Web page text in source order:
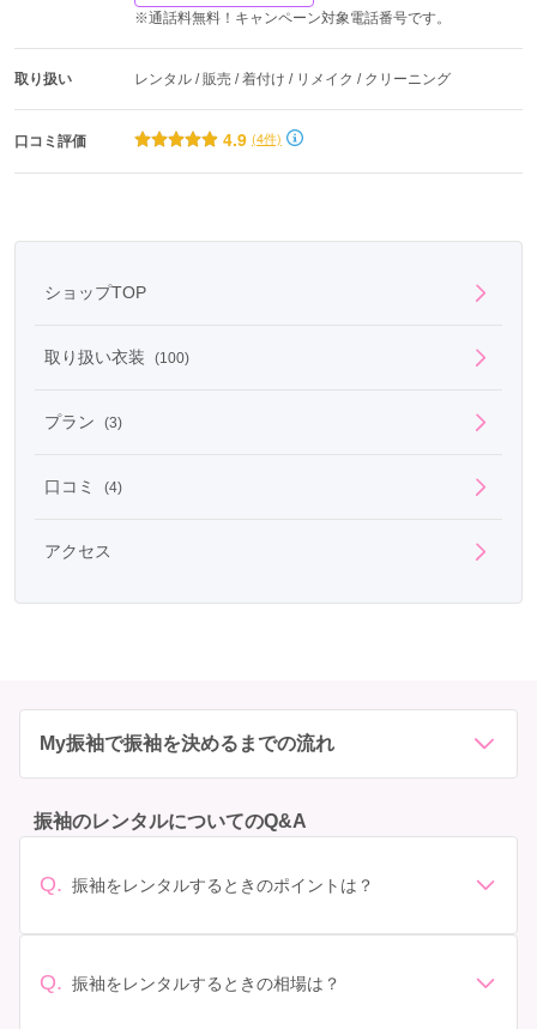
※通話料無料！キャンペーン対象電話番号です。
取り扱い レンタル / 販売 / 着付け / リメイク / クリーニング
口コミ評価 4.9 (4件)
ショップTOP
取り扱い衣装 (100)
プラン (3)
口コミ (4)
アクセス
My振袖で振袖を決めるまでの流れ
振袖のレンタルについてのQ&A
Q. 振袖をレンタルするときのポイントは？
があります。 サイズ選び: 自分の体型に合ったサイズを
Q. 振袖をレンタルするときの相場は？